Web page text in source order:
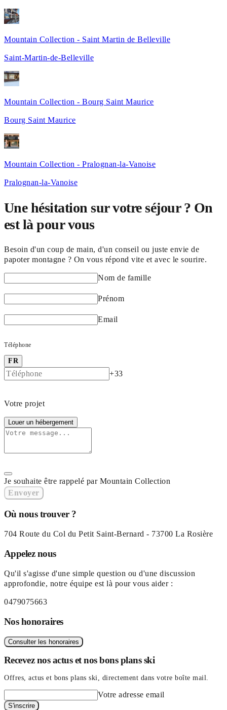
Mountain Collection - Saint Martin de Belleville
Saint-Martin-de-Belleville
Mountain Collection - Bourg Saint Maurice
Bourg Saint Maurice
Mountain Collection - Pralognan-la-Vanoise
Pralognan-la-Vanoise
Une hésitation sur votre séjour ? On
est là pour vous
Besoin d'un coup de main, d'un conseil ou juste envie de
papoter montagne ? On vous répond vite et avec le sourire.
Nom de famille
Prénom
Email
Téléphone
FR
+33
Votre projet
Louer un hébergement
Je souhaite être rappelé par Mountain Collection
Envoyer
Où nous trouver ?
704 Route du Col du Petit Saint-Bernard - 73700 La Rosière
Appelez nous
Qu'il s'agisse d'une simple question ou d'une discussion
approfondie, notre équipe est là pour vous aider :
0479075663
Nos honoraires
Consulter les honoraires
Recevez nos actus et nos bons plans ski
Offres, actus et bons plans ski, directement dans votre boîte mail.
Votre adresse email
S'inscrire